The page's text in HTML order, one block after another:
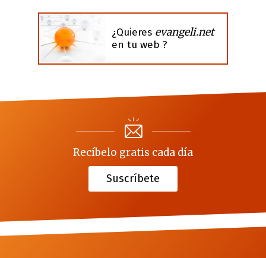
¿Quieres evangeli.net
en tu web ?
Recíbelo gratis cada día
Suscríbete